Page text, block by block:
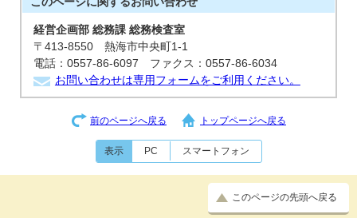
経営企画部 総務課 総務検査室
〒413-8550 熱海市中央町1-1
電話：0557-86-6097 ファクス：0557-86-6034
お問い合わせは専用フォームをご利用ください。
前のページへ戻る トップページへ戻る
表示 PC スマートフォン
このページの先頭へ戻る